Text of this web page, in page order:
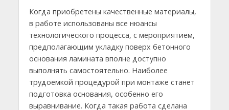
Когда приобретены качественные материалы,
в работе использованы все нюансы
технологического процесса, с мероприятием,
предполагающим укладку поверх бетонного
основания ламината вполне доступно
выполнять самостоятельно. Наиболее
трудоемкой процедурой при монтаже станет
подготовка основания, особенно его
выравнивание. Когда такая работа сделана